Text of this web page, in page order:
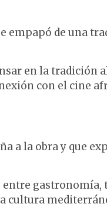
empapó de una
en la tradición
con el cine
a la obra y que
gastronomía,
cultura